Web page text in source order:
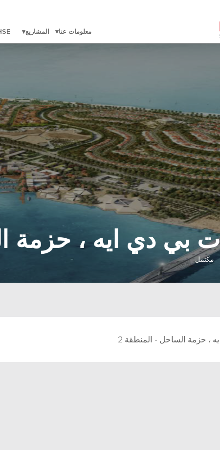
معلومات عنا المشاريع
بي دي ايه ، حزمة
مكتمل
، حزمة الساحل - المنطقة 2